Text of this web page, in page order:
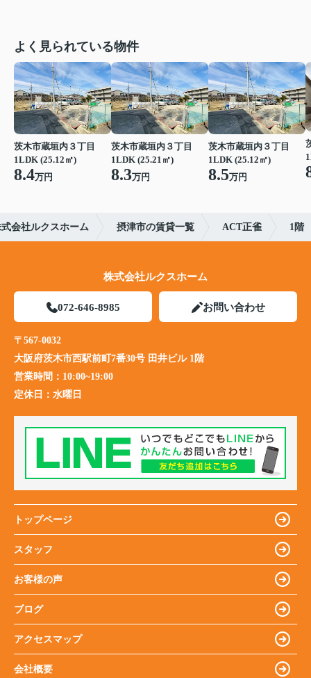
よく見られている物件
茨木市蔵垣内３丁目
1LDK (25.12㎡)
8.4万円
茨木市蔵垣内３丁目
1LDK (25.21㎡)
8.3万円
茨木市蔵垣内３丁目
1LDK (25.12㎡)
8.5万円
会社ルクスホーム 摂津市の賃貸一覧 ACT正雀 1階
株式会社ルクスホーム
072-646-8985 お問い合わせ
〒567-0032
大阪府茨木市西駅前町7番30号 田井ビル 1階
営業時間： 10:00~19:00
定休日： 水曜日
トップページ
スタッフ
お客様の声
ブログ
アクセスマップ
会社概要